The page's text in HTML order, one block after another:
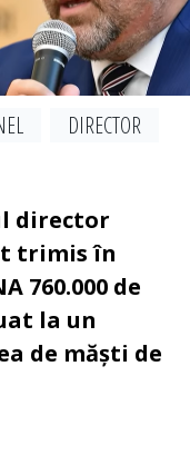
DIRECTOR
director
trimis în
760.000 de
la un
de măști de